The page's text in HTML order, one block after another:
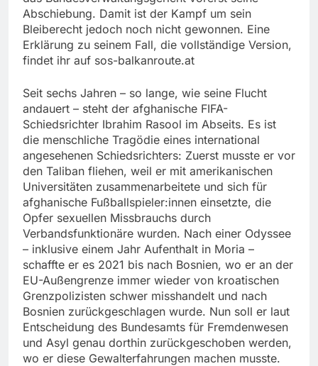
Abschiebung. Damit ist der Kampf um sein
Bleiberecht jedoch noch nicht gewonnen. Eine
Erklärung zu seinem Fall, die vollständige Version,
findet ihr auf sos-balkanroute.at
Seit sechs Jahren – so lange, wie seine Flucht
andauert – steht der afghanische FIFA-
Schiedsrichter Ibrahim Rasool im Abseits. Es ist
die menschliche Tragödie eines international
angesehenen Schiedsrichters: Zuerst musste er vor
den Taliban fliehen, weil er mit amerikanischen
Universitäten zusammenarbeitete und sich für
afghanische Fußballspieler:innen einsetzte, die
Opfer sexuellen Missbrauchs durch
Verbandsfunktionäre wurden. Nach einer Odyssee
– inklusive einem Jahr Aufenthalt in Moria –
schaffte er es 2021 bis nach Bosnien, wo er an der
EU-Außengrenze immer wieder von kroatischen
Grenzpolizisten schwer misshandelt und nach
Bosnien zurückgeschlagen wurde. Nun soll er laut
Entscheidung des Bundesamts für Fremdenwesen
und Asyl genau dorthin zurückgeschoben werden,
wo er diese Gewalterfahrungen machen musste.